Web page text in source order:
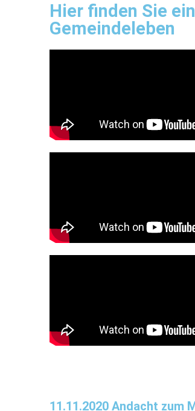
Hier finden Sie
Gemeindeleben​
11.11.2020 Andacht zum